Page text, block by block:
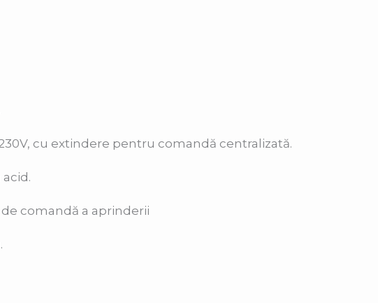
cu extindere pentru comandă centralizată.
comandă a aprinderii